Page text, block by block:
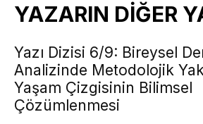
YAZARIN DİĞER
Yazı Dizisi 6/9: Bireysel
Analizinde Metodolojik
Yaşam Çizgisinin Bilimsel
Çözümlenmesi